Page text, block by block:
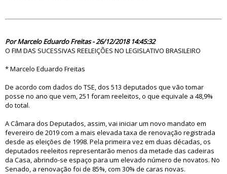
Por Marcelo Eduardo Freitas - 26/12/2018 14:45:32
O FIM DAS SUCESSIVAS REELEIÇÕES NO LEGISLATIVO BRASILEIRO
* Marcelo Eduardo Freitas
De acordo com dados do TSE, dos 513 deputados que vão tomar
posse no ano que vem, 251 foram reeleitos, o que equivale a 48,9%
do total.
A Câmara dos Deputados, assim, vai iniciar um novo mandato em
fevereiro de 2019 com a mais elevada taxa de renovação registrada
desde as eleições de 1998. Pela primeira vez em duas décadas, os
deputados reeleitos representarão menos da metade das cadeiras
da Casa, abrindo-se espaço para um elevado número de novatos. No
Senado, a renovação foi de 85%, com 30% de caras novas.